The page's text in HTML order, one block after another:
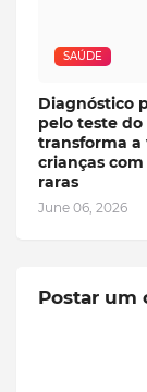
SAÚDE
Diagnóstico
pelo teste
transforma a
crianças
raras
June 06, 2026
Postar um